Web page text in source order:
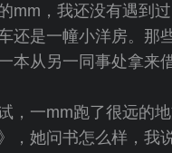
mm，我还没有遇到
还是一幢小洋房。那
本从另一同事处拿来
，一mm跑了很远的
，她问书怎么样，